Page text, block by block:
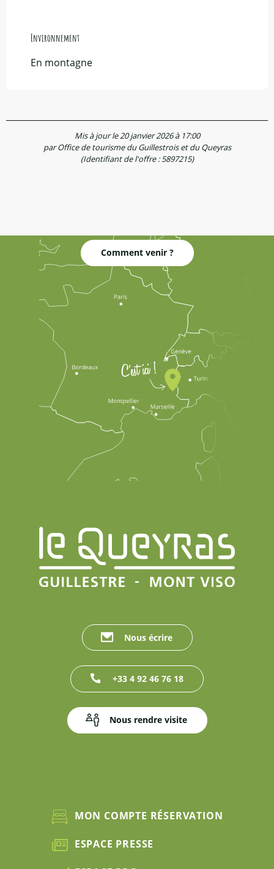
Environnement
Environnement
En montagne
Mis à jour le 20 janvier 2026 à 17:00
par Office de tourisme du Guillestrois et du Queyras
(Identifiant de l'offre :5897215)
Comment venir ?
Nous écrire
+33 4 92 46 76 18
Nous rendre visite
MON COMPTE RÉSERVATION
ESPACE PRESSE